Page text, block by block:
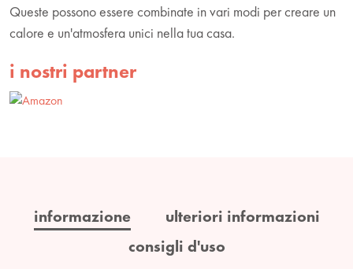
Queste possono essere combinate in vari modi per creare un
calore e un'atmosfera unici nella tua casa.
i nostri partner
informazione
ulteriori informazioni
consigli d'uso